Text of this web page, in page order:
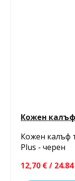
Кожен калъф
Кожен калъф
Plus - черен
12,70 € /